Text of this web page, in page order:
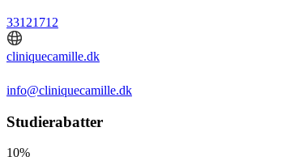
33121712
cliniquecamille.dk
info@cliniquecamille.dk
Studierabatter
10%